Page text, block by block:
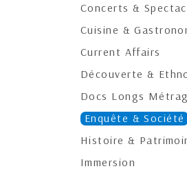
Concerts &
Cuisine &
Current Affairs
Découverte &
Docs Longs
Enquête & Société
Histoire &
Immersion